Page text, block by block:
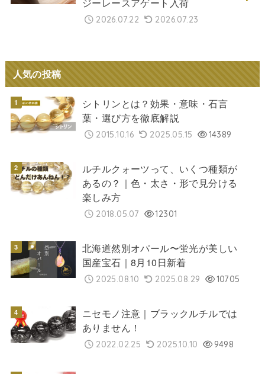
2026.07.22 2026.07.23
人気の投稿
シトリンとは？効果・意味・石言
葉・選び方を徹底解説
2015.10.16 2025.05.15 14389
ルチルクォーツって、いくつ種類が
あるの？｜色・太さ・形で見分ける
楽しみ方
2018.05.07 12301
北海道然別オパール〜蛍光が美しい
国産宝石｜8月10日新着
2025.08.10 2025.08.29 10705
ニセモノ注意｜ブラックルチルでは
ありません！
2022.02.25 2025.10.10 9498